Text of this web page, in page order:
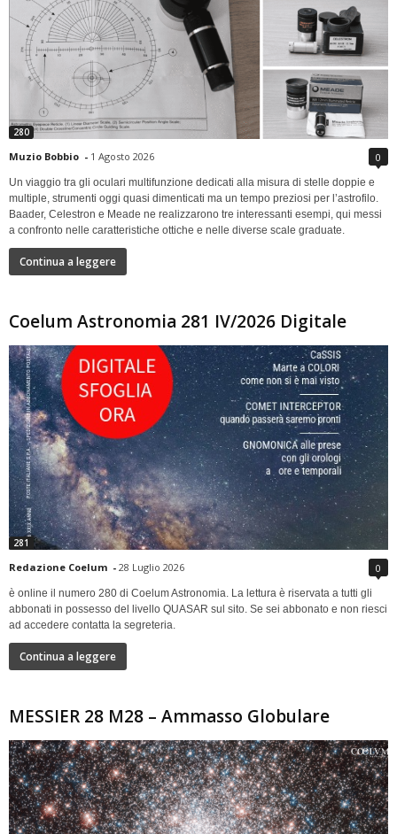
280
Muzio Bobbio - 1 Agosto 2026 0
Un viaggio tra gli oculari multifunzione dedicati alla misura di stelle doppie e
multiple, strumenti oggi quasi dimenticati ma un tempo preziosi per l’astrofilo.
Baader, Celestron e Meade ne realizzarono tre interessanti esempi, qui messi
a confronto nelle caratteristiche ottiche e nelle diverse scale graduate.
Continua a leggere
Coelum Astronomia 281 IV/2026 Digitale
281
Redazione Coelum - 28 Luglio 2026 0
è online il numero 280 di Coelum Astronomia. La lettura è riservata a tutti gli
abbonati in possesso del livello QUASAR sul sito. Se sei abbonato e non riesci
ad accedere contatta la segreteria.
Continua a leggere
MESSIER 28 M28 – Ammasso Globulare